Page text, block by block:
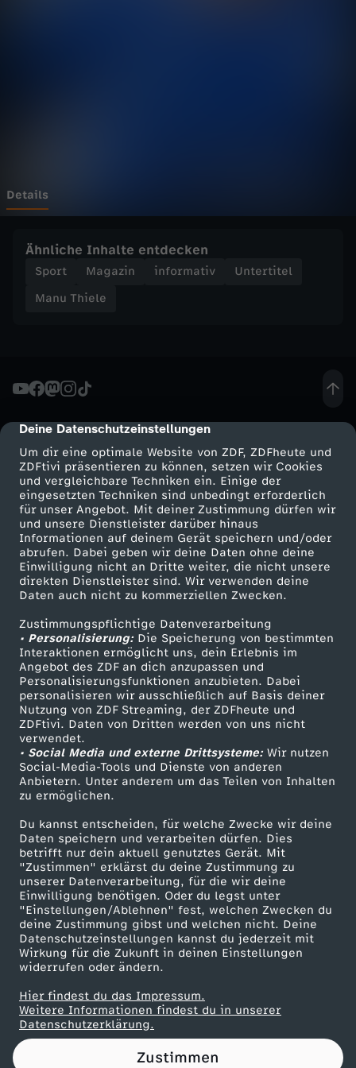
cmp-dialog-description
Deine Datenschutzeinstellungen
Um dir eine optimale Website von ZDF, ZDFheute und
ZDFtivi präsentieren zu können, setzen wir Cookies
und vergleichbare Techniken ein. Einige der
eingesetzten Techniken sind unbedingt erforderlich
für unser Angebot. Mit deiner Zustimmung dürfen wir
und unsere Dienstleister darüber hinaus
Informationen auf deinem Gerät speichern und/oder
abrufen. Dabei geben wir deine Daten ohne deine
Einwilligung nicht an Dritte weiter, die nicht unsere
direkten Dienstleister sind. Wir verwenden deine
Daten auch nicht zu kommerziellen Zwecken.
Zustimmungspflichtige Datenverarbeitung
• Personalisierung:Die Speicherung von bestimmten
Interaktionen ermöglicht uns, dein Erlebnis im
Angebot des ZDF an dich anzupassen und
Personalisierungsfunktionen anzubieten. Dabei
personalisieren wir ausschließlich auf Basis deiner
Nutzung von ZDF Streaming, der ZDFheute und
ZDFtivi. Daten von Dritten werden von uns nicht
verwendet.
• Social Media und externe Drittsysteme:Wir nutzen
Social-Media-Tools und Dienste von anderen
Anbietern. Unter anderem um das Teilen von Inhalten
zu ermöglichen.
Du kannst entscheiden, für welche Zwecke wir deine
Daten speichern und verarbeiten dürfen. Dies
betrifft nur dein aktuell genutztes Gerät. Mit
"Zustimmen" erklärst du deine Zustimmung zu
unserer Datenverarbeitung, für die wir deine
Einwilligung benötigen. Oder du legst unter
"Einstellungen/Ablehnen" fest, welchen Zwecken du
deine Zustimmung gibst und welchen nicht. Deine
Datenschutzeinstellungen kannst du jederzeit mit
Wirkung für die Zukunft in deinen Einstellungen
widerrufen oder ändern.
Hier findest du das Impressum.
Weitere Informationen findest du in unserer
Datenschutzerklärung.
Zustimmen
u
d
l
i
g
a
:
S
c
h
a
l
k
e
d
i
r
e
k
t
Details
Ähnliche Inhalte entdecken
Sport Magazin informativ
Untertitel
Manu Thiele
Mehr ZDF
ZDF-Apps
Smart TV
ZDFtext
Livestreams
Sendungen A-Z
TV-Programm
Service
ZDFmitreden
Kontakt zum ZDF
Tickets
Zuschauerservice
Hilfe
ZDF Unternehmen
Karriere
ZDF goes Schule
Werbefernsehen
Mainzelmännchen
Partner